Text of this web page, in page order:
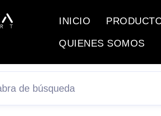
INICIO
QUIENES SOMOS